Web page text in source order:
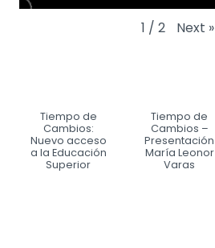
1 / 2 Next »
Tiempo de
Cambios:
Nuevo acceso
a la Educación
Superior
Tiempo de
Cambios –
Presentación
María Leonor
Varas